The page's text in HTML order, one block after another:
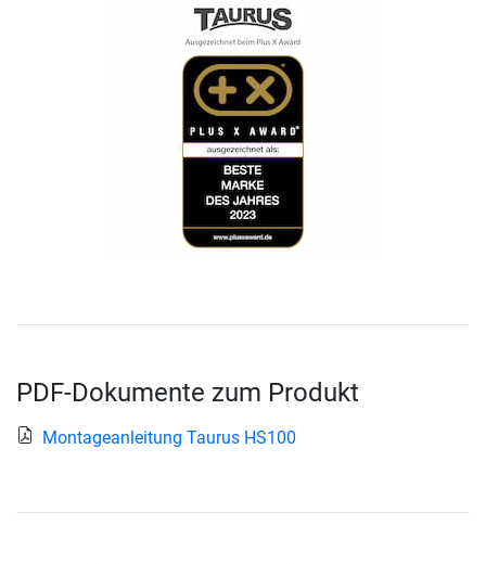
PDF-Dokumente zum Produkt
Montageanleitung Taurus HS100